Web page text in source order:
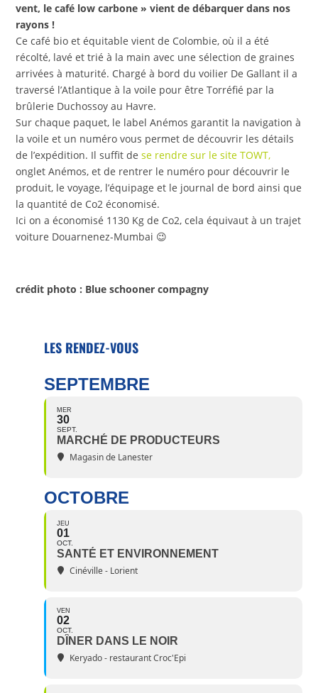
vent, le café low carbone » vient de débarquer dans nos
rayons !
Ce café bio et équitable vient de Colombie, où il a été
récolté, lavé et trié à la main avec une sélection de graines
arrivées à maturité. Chargé à bord du voilier De Gallant il a
traversé l’Atlantique à la voile pour être Torréfié par la
brûlerie Duchossoy au Havre.
Sur chaque paquet, le label Anémos garantit la navigation à
la voile et un numéro vous permet de découvrir les détails
de l’expédition. Il suffit de se rendre sur le site TOWT,
onglet Anémos, et de rentrer le numéro pour découvrir le
produit, le voyage, l’équipage et le journal de bord ainsi que
la quantité de Co2 économisé.
Ici on a économisé 1130 Kg de Co2, cela équivaut à un trajet
voiture Douarnenez-Mumbai 😉
crédit photo : Blue schooner compagny
LES RENDEZ-VOUS
SEPTEMBRE
MER
30
SEPT.
MARCHÉ DE PRODUCTEURS
Magasin de Lanester
OCTOBRE
JEU
01
OCT.
SANTÉ ET ENVIRONNEMENT
Cinéville - Lorient
VEN
02
OCT.
DÎNER DANS LE NOIR
Keryado - restaurant Croc'Epi